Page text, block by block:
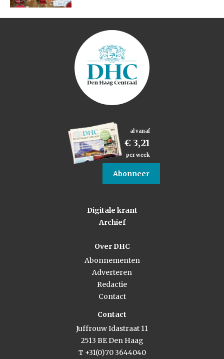
al vanaf
€ 3,21
per week
Abonneer
Digitale krant
Archief
Over DHC
Abonnementen
Adverteren
Redactie
Contact
Contact
Juffrouw Idastraat 11
2513 BE Den Haag
T +31(0)70 3644040